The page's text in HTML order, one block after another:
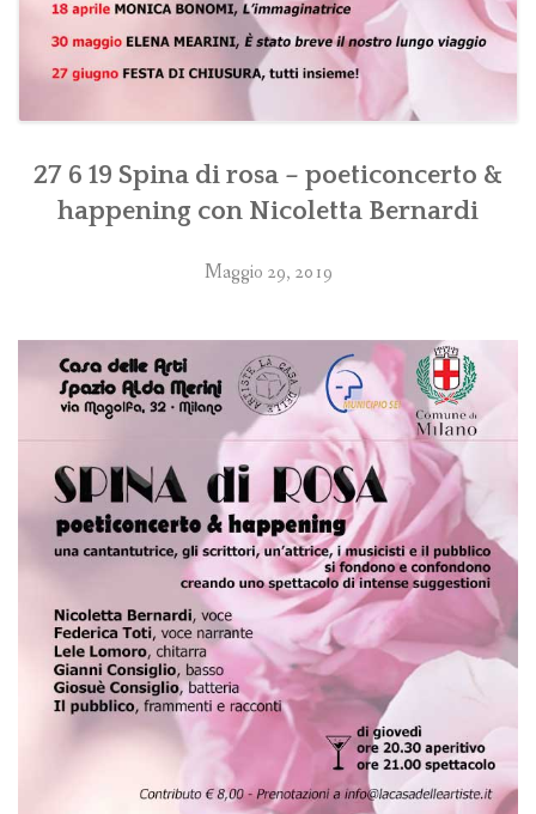
27 6 19 Spina di rosa – poeticoncerto &
happening con Nicoletta Bernardi
Maggio 29, 2019